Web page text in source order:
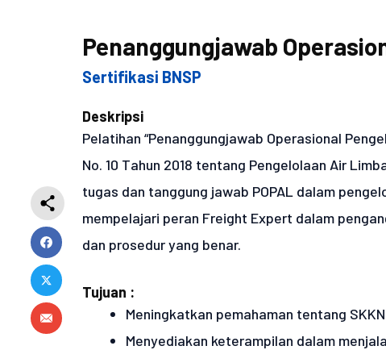
Penanggungjawab
Sertifikasi BNSP
Deskripsi
Pelatihan “Penanggungjawab Operasional
No. 10 Tahun 2018 tentang Pengelolaan Air
tugas dan tanggung jawab POPAL dalam
mempelajari peran Freight Expert dalam
dan prosedur yang benar.
Tujuan :
Meningkatkan pemahaman tentang
Menyediakan keterampilan dalam